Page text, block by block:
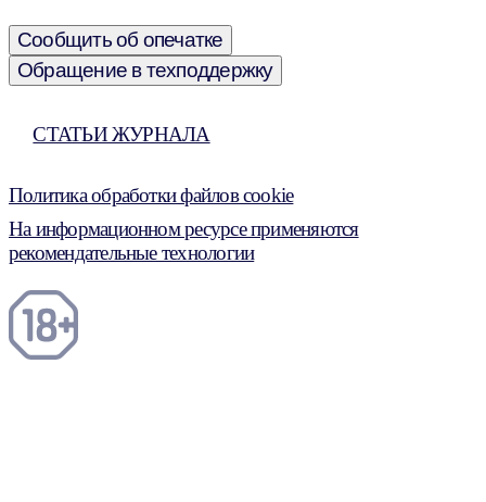
Сообщить об опечатке
Обращение в техподдержку
СТАТЬИ ЖУРНАЛА
Политика обработки файлов cookie
На информационном ресурсе применяются
рекомендательные технологии